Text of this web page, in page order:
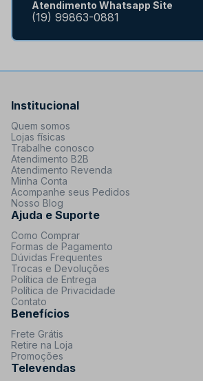
Atendimento Whatsapp Site
(19) 99863-0881
Institucional
Quem somos
Lojas físicas
Trabalhe conosco
Atendimento B2B
Atendimento Revenda
Minha Conta
Acompanhe seus Pedidos
Nosso Blog
Ajuda e Suporte
Como Comprar
Formas de Pagamento
Dúvidas Frequentes
Trocas e Devoluções
Política de Entrega
Política de Privacidade
Contato
Benefícios
Frete Grátis
Retire na Loja
Promoções
Televendas